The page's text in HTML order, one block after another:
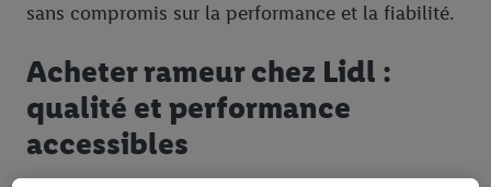
sans compromis sur la performance et la fiabilité.
Acheter rameur chez Lidl :
qualité et performance
accessibles